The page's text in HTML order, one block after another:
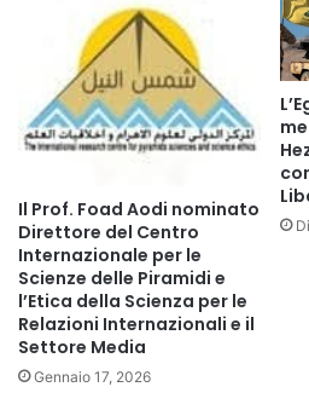
Il Prof. Foad Aodi nominato
Direttore del Centro
Internazionale per le
Scienze delle Piramidi e
l’Etica della Scienza per le
Relazioni Internazionali e il
Settore Media
Gennaio 17, 2026